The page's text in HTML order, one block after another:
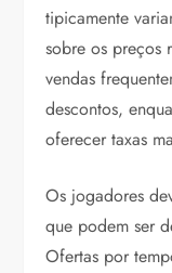
tipicamente
sobre os preços
vendas
descontos,
oferecer taxas
Os jogadores
que podem ser
Ofertas por